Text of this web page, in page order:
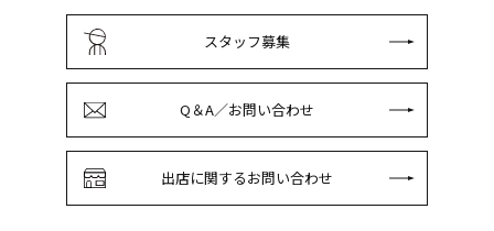
スタッフ募集
Q＆A／お問い合わせ
出店に関するお問い合わせ